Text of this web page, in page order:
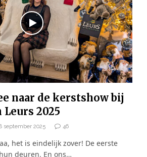
naar de kerstshow bij
2025
september 2025 46
het is eindelijk zover! De eerste
deuren. En ons…